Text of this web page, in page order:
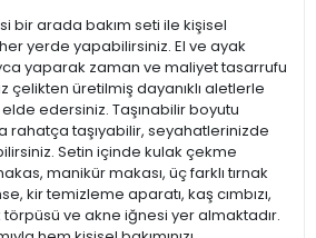
bir arada bakım seti ile kişisel
her yerde yapabilirsiniz. El ve ayak
yaparak zaman ve maliyet tasarrufu
üretilmiş dayanıklı aletlerle
edersiniz. Taşınabilir boyutu
rahatça taşıyabilir, seyahatlerinizde
Setin içinde kulak çekme
manikür makası, üç farklı tırnak
kir temizleme aparatı, kaş cımbızı,
törpüsü ve akne iğnesi yer almaktadır.